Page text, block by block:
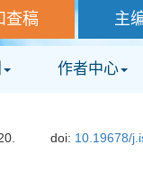
查稿 主
作者中心
doi: 10.19678/